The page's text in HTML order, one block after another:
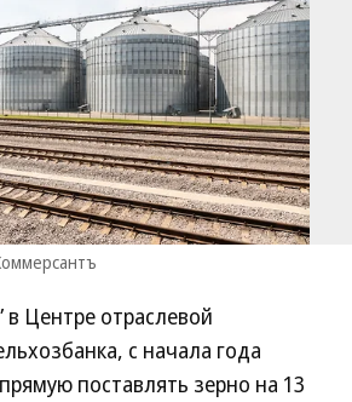
в Центре отраслевой
с начала года
поставлять зерно на 13